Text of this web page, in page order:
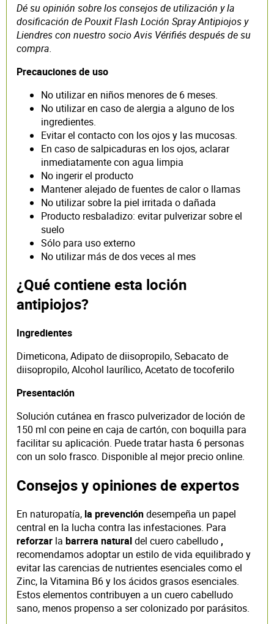
Dé su opinión sobre los consejos de utilización y la
dosificación de Pouxit Flash Loción Spray Antipiojos y
Liendres con nuestro socio Avis Vérifiés después de su
compra.
Precauciones de uso
No utilizar en niños menores de 6 meses.
No utilizar en caso de alergia a alguno de los
ingredientes.
Evitar el contacto con los ojos y las mucosas.
En caso de salpicaduras en los ojos, aclarar
inmediatamente con agua limpia
No ingerir el producto
Mantener alejado de fuentes de calor o llamas
No utilizar sobre la piel irritada o dañada
Producto resbaladizo: evitar pulverizar sobre el
suelo
Sólo para uso externo
No utilizar más de dos veces al mes
¿Qué contiene esta loción
antipiojos?
Ingredientes
Dimeticona, Adipato de diisopropilo, Sebacato de
diisopropilo, Alcohol laurílico, Acetato de tocoferilo
Presentación
Solución cutánea en frasco pulverizador de loción de
150 ml con peine en caja de cartón, con boquilla para
facilitar su aplicación. Puede tratar hasta 6 personas
con un solo frasco. Disponible al mejor precio online.
Consejos y opiniones de expertos
En naturopatía, la prevencióndesempeña un papel
central en la lucha contra las infestaciones. Para
reforzar la barrera naturaldel cuero cabelludo ,
recomendamos adoptar un estilo de vida equilibrado y
evitar las carencias de nutrientes esenciales como el
Zinc, la Vitamina B6 y los ácidos grasos esenciales.
Estos elementos contribuyen a un cuero cabelludo
sano, menos propenso a ser colonizado por parásitos.